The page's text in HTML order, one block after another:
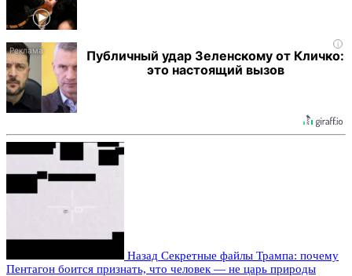
i
Публичный удар Зеленскому от Кличко:
это настоящий вызов
Назад Секретные файлы Трампа: почему
Пентагон боится признать, что человек — не царь природы